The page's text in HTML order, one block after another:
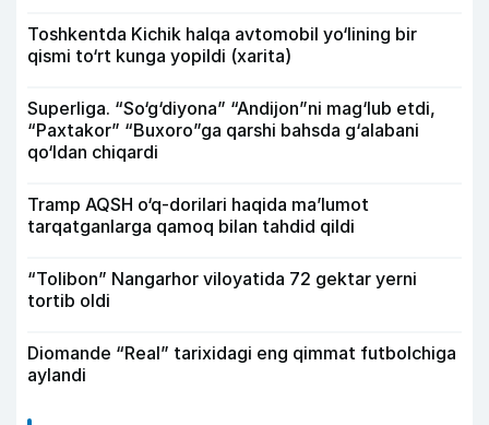
Toshkentda Kichik halqa avtomobil yo‘lining bir
qismi to‘rt kunga yopildi (xarita)
Superliga. “So‘g‘diyona” “Andijon”ni mag‘lub etdi,
“Paxtakor” “Buxoro”ga qarshi bahsda g‘alabani
qo‘ldan chiqardi
Tramp AQSH o‘q-dorilari haqida ma’lumot
tarqatganlarga qamoq bilan tahdid qildi
“Tolibon” Nangarhor viloyatida 72 gektar yerni
tortib oldi
Diomande “Real” tarixidagi eng qimmat futbolchiga
aylandi